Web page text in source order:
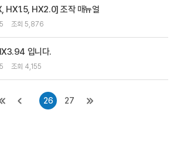
HX1.5, HX2.0] 조작 매뉴얼
조회 5,876
입니다.
조회 4,155
26 27